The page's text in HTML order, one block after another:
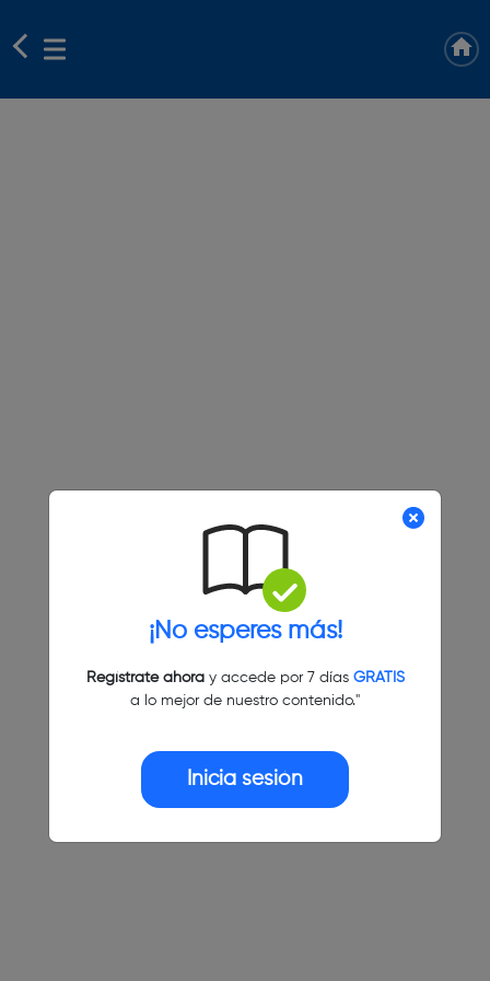
¡No esperes más!
Regístrate ahoray accede por 7 días GRATIS
a lo mejor de nuestro contenido."
Inicia sesión